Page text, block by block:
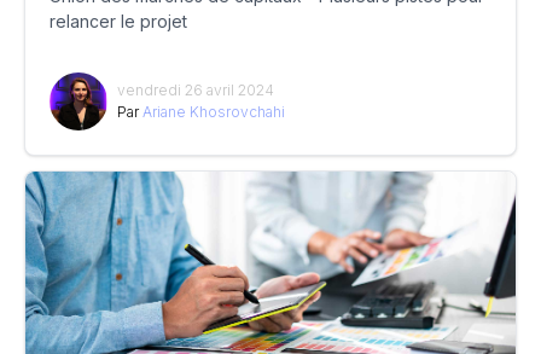
relancer le projet
vendredi 26 avril 2024
Par Ariane Khosrovchahi